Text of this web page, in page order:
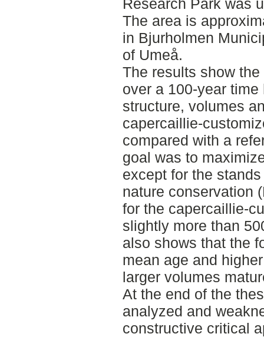
Research Park was
The area is
in Bjurholmen
of Umeå.
The results show
over a 100-year
structure, volumes
capercaillie-
compared with a
goal was to
except for the
nature conservation
for the capercaillie-
slightly more than
also shows that the
mean age and
larger volumes
At the end of the
analyzed and
constructive critical